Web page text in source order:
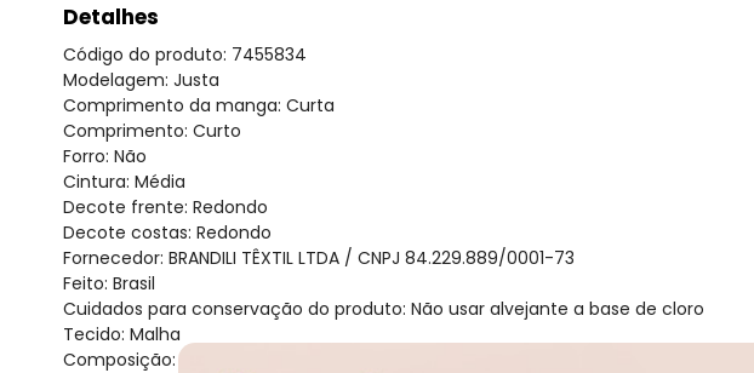
Detalhes
Código do produto: 7455834
Modelagem: Justa
Comprimento da manga: Curta
Comprimento: Curto
Forro: Não
Cintura: Média
Decote frente: Redondo
Decote costas: Redondo
Fornecedor: BRANDILI TÊXTIL LTDA / CNPJ 84.229.889/0001-73
Feito: Brasil
Cuidados para conservação do produto: Não usar alvejante a base de cloro
Tecido: Malha
Composição: 100% algodão